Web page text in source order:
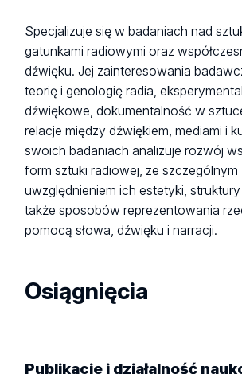
Specjalizuje się w badaniach nad
gatunkami radiowymi oraz
dźwięku. Jej zainteresowania
teorię i genologię radia,
dźwiękowe, dokumentalność w
relacje między dźwiękiem, mediami i
swoich badaniach analizuje rozwój
form sztuki radiowej, ze szczególnym
uwzględnieniem ich estetyki,
także sposobów reprezentowania
pomocą słowa, dźwięku i narracji.
Osiągnięcia
Publikacje i działalność